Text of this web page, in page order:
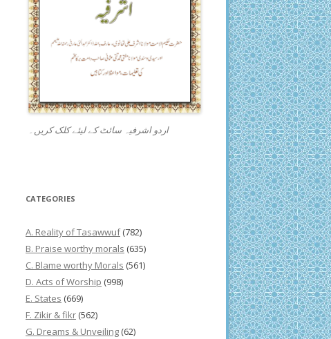
اردو اشرفیہ سائٹ کے لیئے کلک کریں۔
CATEGORIES
A. Reality of Tasawwuf(782)
B. Praise worthy morals (635)
C. Blame worthy Morals (561)
D. Acts of Worship (998)
E. States (669)
F. Zikir & fikr (562)
G. Dreams & Unveiling (62)